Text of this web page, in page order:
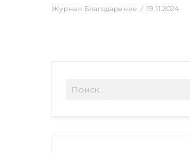
Журнал Благодарение 19.11.2024